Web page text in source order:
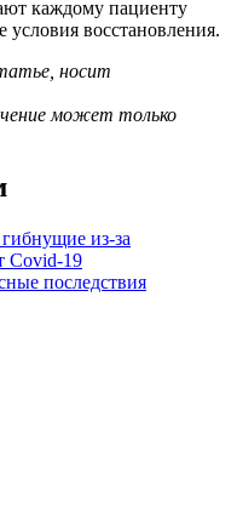
каждому пациенту
восстановления.
носит
может только
из-за
Covid-19
последствия